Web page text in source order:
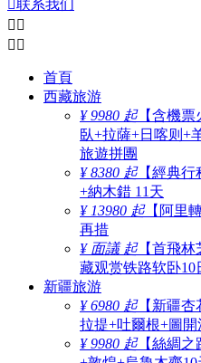
联系我们
 
 
首頁
西藏旅游
¥ 9980 起【含機票
臥+拉薩+日喀则+
旅遊拼團
¥ 8380 起【經典行
+納木錯 11天
¥ 13980 起【阿里
再措
¥ 面議 起【首飛林
藏观赏铁路软卧10
新疆旅游
¥ 6980 起【新疆杏
拉提+吐爾根+圖
¥ 9980 起【絲綢之